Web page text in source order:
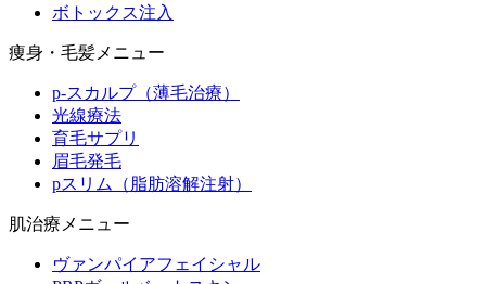
ボトックス注入
痩身・毛髪メニュー
p-スカルプ（薄毛治療）
光線療法
育毛サプリ
眉毛発毛
pスリム（脂肪溶解注射）
肌治療メニュー
ヴァンパイアフェイシャル